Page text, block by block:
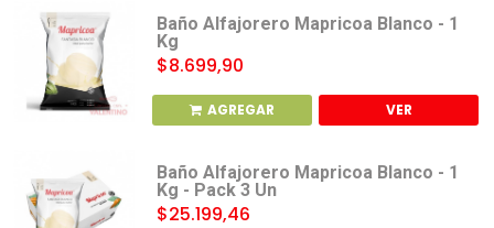
Baño Alfajorero Mapricoa Blanco - 1
Kg
$8.699,90
AGREGAR VER
Baño Alfajorero Mapricoa Blanco - 1
Kg - Pack 3 Un
$25.199,46